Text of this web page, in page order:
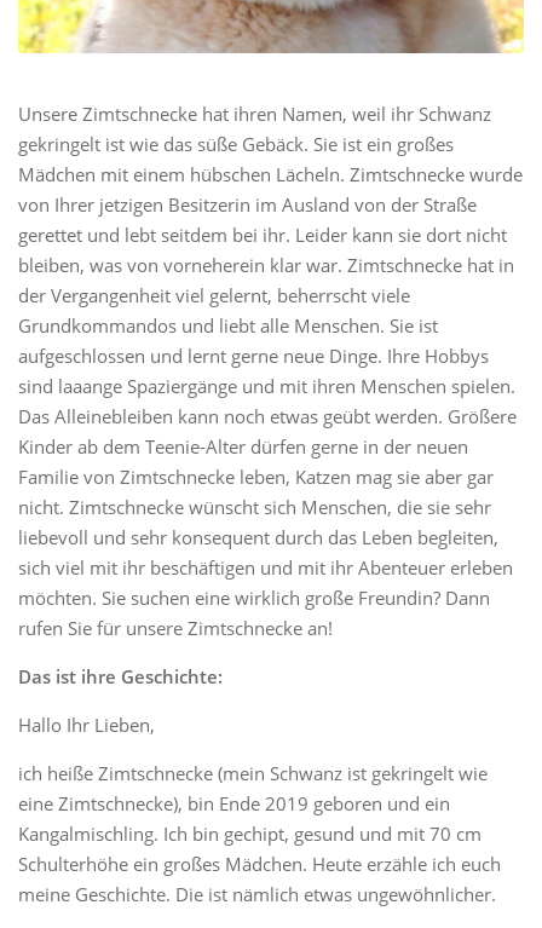
Unsere Zimtschnecke hat ihren Namen, weil ihr Schwanz
gekringelt ist wie das süße Gebäck. Sie ist ein großes
Mädchen mit einem hübschen Lächeln. Zimtschnecke wurde
von Ihrer jetzigen Besitzerin im Ausland von der Straße
gerettet und lebt seitdem bei ihr. Leider kann sie dort nicht
bleiben, was von vorneherein klar war. Zimtschnecke hat in
der Vergangenheit viel gelernt, beherrscht viele
Grundkommandos und liebt alle Menschen. Sie ist
aufgeschlossen und lernt gerne neue Dinge. Ihre Hobbys
sind laaange Spaziergänge und mit ihren Menschen spielen.
Das Alleinebleiben kann noch etwas geübt werden. Größere
Kinder ab dem Teenie-Alter dürfen gerne in der neuen
Familie von Zimtschnecke leben, Katzen mag sie aber gar
nicht. Zimtschnecke wünscht sich Menschen, die sie sehr
liebevoll und sehr konsequent durch das Leben begleiten,
sich viel mit ihr beschäftigen und mit ihr Abenteuer erleben
möchten. Sie suchen eine wirklich große Freundin? Dann
rufen Sie für unsere Zimtschnecke an!
Das ist ihre Geschichte:
Hallo Ihr Lieben,
ich heiße Zimtschnecke (mein Schwanz ist gekringelt wie
eine Zimtschnecke), bin Ende 2019 geboren und ein
Kangalmischling. Ich bin gechipt, gesund und mit 70 cm
Schulterhöhe ein großes Mädchen. Heute erzähle ich euch
meine Geschichte. Die ist nämlich etwas ungewöhnlicher.